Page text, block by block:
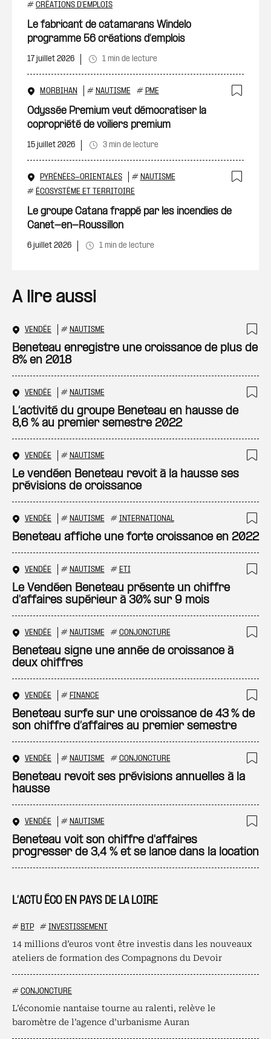
L’ACTU ÉCO EN PAYS DE LA LOIRE
# BTP # INVESTISSEMENT
14 millions d’euros vont être investis dans les nouveaux
ateliers de formation des Compagnons du Devoir
# CONJONCTURE
L’économie nantaise tourne au ralenti, relève le
baromètre de l’agence d’urbanisme Auran
# CRÉATIONS D'EMPLOIS
Le fabricant de catamarans Windelo
programme 56 créations d’emplois
17 juillet 2026 1 min de lecture
MORBIHAN # NAUTISME # PME
Odyssée Premium veut démocratiser la
copropriété de voiliers premium
15 juillet 2026 3 min de lecture
PYRÉNÉES-ORIENTALES # NAUTISME
# ÉCOSYSTÈME ET TERRITOIRE
Le groupe Catana frappé par les incendies de
Canet-en-Roussillon
6 juillet 2026 1 min de lecture
A lire aussi
VENDÉE # NAUTISME
Beneteau enregistre une croissance de plus de
8% en 2018
VENDÉE # NAUTISME
L’activité du groupe Beneteau en hausse de
8,6 % au premier semestre 2022
VENDÉE # NAUTISME
Le vendéen Beneteau revoit à la hausse ses
prévisions de croissance
VENDÉE # NAUTISME # INTERNATIONAL
Beneteau affiche une forte croissance en 2022
VENDÉE # NAUTISME # ETI
Le Vendéen Beneteau présente un chiffre
d'affaires supérieur à 30% sur 9 mois
VENDÉE # NAUTISME # CONJONCTURE
Beneteau signe une année de croissance à
deux chiffres
VENDÉE # FINANCE
Beneteau surfe sur une croissance de 43 % de
son chiffre d’affaires au premier semestre
VENDÉE # NAUTISME # CONJONCTURE
Beneteau revoit ses prévisions annuelles à la
hausse
VENDÉE # NAUTISME
Beneteau voit son chiffre d'affaires
progresser de 3,4 % et se lance dans la location